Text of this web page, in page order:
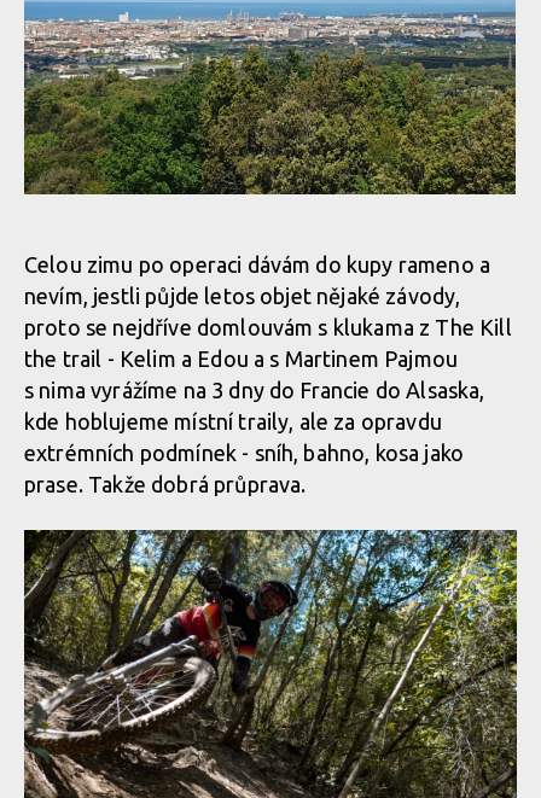
Report: Milan Smetaník a Martin Pajma úspěšně reprezentovali
na Toscano Enduro Series v Livornu
Report: Milan Smetaník a Martin Pajma úspěšně reprezentovali
na Toscano Enduro Series v Livornu
Report: Milan Smetaník a Martin Pajma úspěšně reprezentovali
na Toscano Enduro Series v Livornu
Report: Milan Smetaník a Martin Pajma úspěšně reprezentovali
na Toscano Enduro Series v Livornu
Celou zimu po operaci dávám do kupy rameno a
nevím, jestli půjde letos objet nějaké závody,
proto se nejdříve domlouvám s klukama z The Kill
the trail - Kelim a Edou a s Martinem Pajmou
s nima vyrážíme na 3 dny do Francie do Alsaska,
kde hoblujeme místní traily, ale za opravdu
extrémních podmínek - sníh, bahno, kosa jako
prase. Takže dobrá průprava.